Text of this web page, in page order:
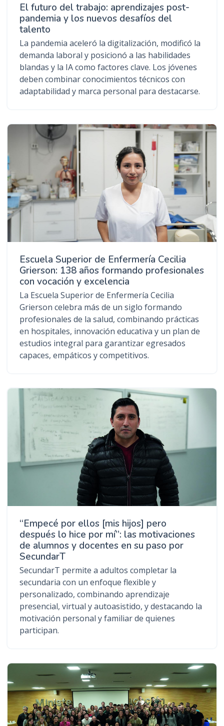
El futuro del trabajo: aprendizajes post-
pandemia y los nuevos desafíos del
talento
La pandemia aceleró la digitalización, modificó la
demanda laboral y posicionó a las habilidades
blandas y la IA como factores clave. Los jóvenes
deben combinar conocimientos técnicos con
adaptabilidad y marca personal para destacarse.
Escuela Superior de Enfermería Cecilia
Grierson: 138 años formando profesionales
con vocación y excelencia
La Escuela Superior de Enfermería Cecilia
Grierson celebra más de un siglo formando
profesionales de la salud, combinando prácticas
en hospitales, innovación educativa y un plan de
estudios integral para garantizar egresados
capaces, empáticos y competitivos.
“Empecé por ellos [mis hijos] pero
después lo hice por mí”: las motivaciones
de alumnos y docentes en su paso por
SecundarT
SecundarT permite a adultos completar la
secundaria con un enfoque flexible y
personalizado, combinando aprendizaje
presencial, virtual y autoasistido, y destacando la
motivación personal y familiar de quienes
participan.